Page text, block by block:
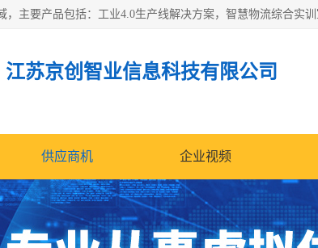
江苏京创智业信息科技有限公司
供应商机 企业视频